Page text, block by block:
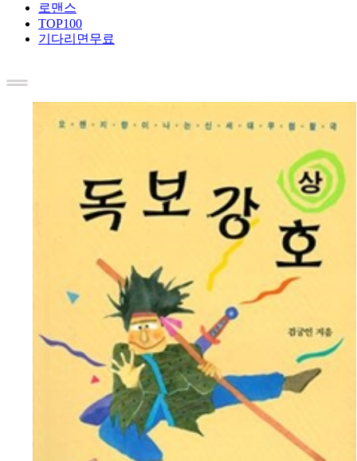
로맨스
TOP100
기다리면무료